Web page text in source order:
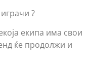
?
екипа има свои
ќе продолжи и